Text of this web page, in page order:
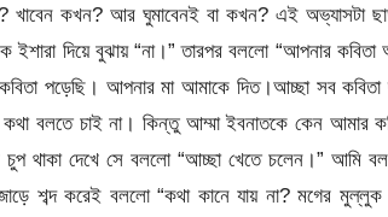
খাবেন কখন? আর ঘুমাবেনই বা কখন? এই অভ্যাসটা
ইশারা দিয়ে বুঝায় “না।” তারপর বললো “আপনার
পড়েছি। আপনার মা আমাকে দিত।আচ্ছা সব
বলতে চাই না। কিন্তু আম্মা ইবনাতকে কেন আমার
থাকা দেখে সে বললো “আচ্ছা খেতে চলেন।” আমি
শব্দ করেই বললো “কথা কানে যায় না? মগের মুল্লুক